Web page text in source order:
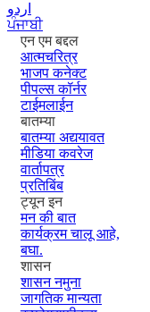
اردو
ਪੰਜਾਬੀ
एन एम बद्दल
आत्मचरित्र
भाजप कनेक्ट
पीपल्स कॉर्नर
टाईमलाईन
बातम्या
बातम्या अद्ययावत
मीडिया कवरेज
वार्तापत्र
प्रतिबिंब
ट्यून इन
मन की बात
कार्यक्रम चालू आहे,
बघा.
शासन
शासन नमुना
जागतिक मान्यता